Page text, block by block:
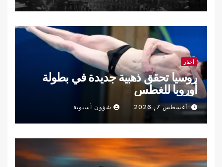
أخبار
روسيا تحقق ذهبية جديدة في بطولة
أوروبا للغطس
أغسطس 7, 2026 شؤون آسيوية